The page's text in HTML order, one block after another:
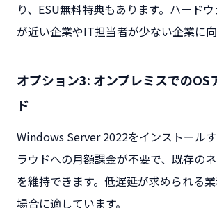
り、ESU無料特典もあります。ハード
が近い企業やIT担当者が少ない企業に向
オプション3: オンプレミスでのOS
ド
Windows Server 2022をインストール
ラウドへの月額課金が不要で、既存の
を維持できます。低遅延が求められる
場合に適しています。